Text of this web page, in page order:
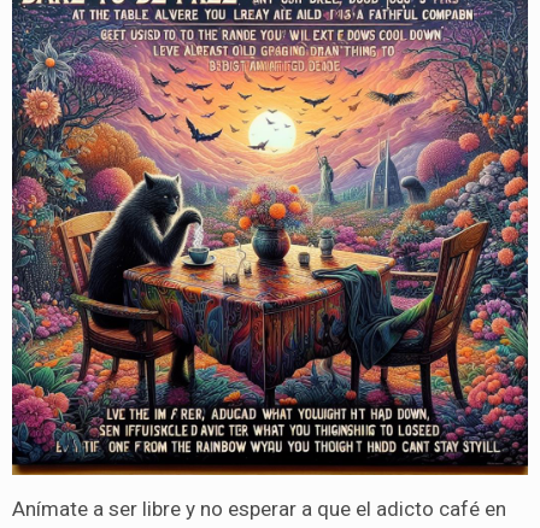
Anímate a ser libre y no esperar a que el adicto café en